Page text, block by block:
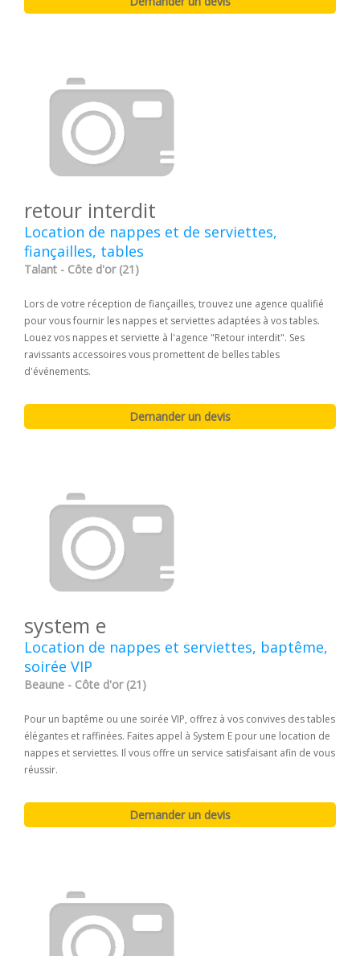
retour interdit
Location de nappes et de serviettes,
fiançailles, tables
Talant - Côte d'or (21)
Lors de votre réception de fiançailles, trouvez une agence qualifié
pour vous fournir les nappes et serviettes adaptées à vos tables.
Louez vos nappes et serviette à l'agence "Retour interdit". Ses
ravissants accessoires vous promettent de belles tables
d'événements.
system e
Location de nappes et serviettes, baptême,
soirée VIP
Beaune - Côte d'or (21)
Pour un baptême ou une soirée VIP, offrez à vos convives des tables
élégantes et raffinées. Faites appel à System E pour une location de
nappes et serviettes. Il vous offre un service satisfaisant afin de vous
réussir.